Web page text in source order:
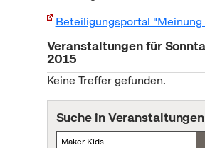
Beteiligungsportal "Meinung
Veranstaltungen für
2015
Keine Treffer gefunden.
Suche in Veranstaltungen